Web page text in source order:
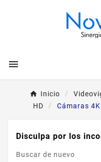

Inicio
HD
Cámaras
Disculpa por los
Buscar de nuevo